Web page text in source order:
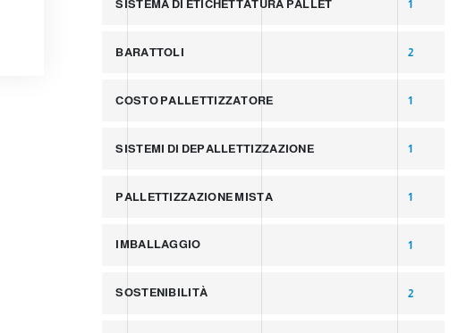
SISTEMA DI ETICHETTATURA PALLET 1
BARATTOLI 2
COSTO PALLETTIZZATORE 1
SISTEMI DI DEPALLETTIZZAZIONE 1
PALLETTIZZAZIONE MISTA 1
IMBALLAGGIO 1
SOSTENIBILITÀ 2